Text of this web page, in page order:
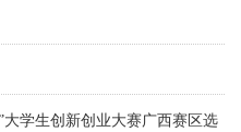
大学生创新创业大赛广西赛区选